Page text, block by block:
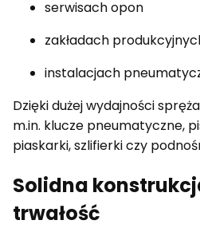
serwisach opon
zakładach
instalacjach
Dzięki dużej wydajności
m.in. klucze pneumatyczne,
piaskarki, szlifierki czy
Solidna
trwałość